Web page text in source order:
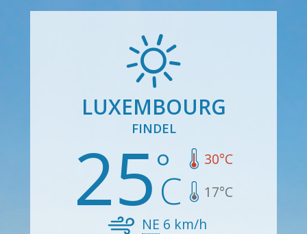
LUXEMBOURG
FINDEL
25 30°C
17°C
NE 6 km/h